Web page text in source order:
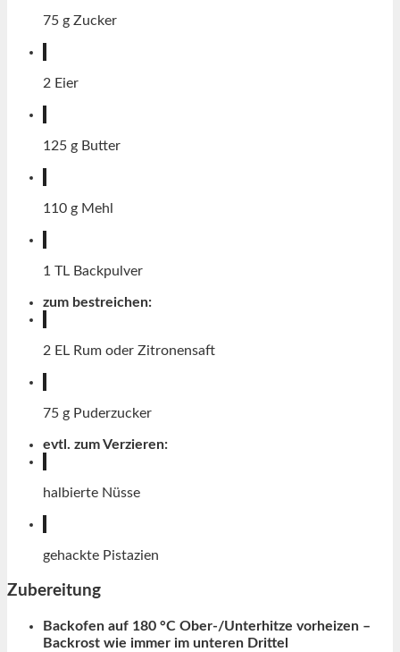
75 g Zucker
2 Eier
125 g Butter
110 g Mehl
1 TL Backpulver
zum bestreichen:
2 EL Rum oder Zitronensaft
75 g Puderzucker
evtl. zum Verzieren:
halbierte Nüsse
gehackte Pistazien
Zubereitung
Backofen auf 180 °C Ober-/Unterhitze vorheizen –
Backrost wie immer im unteren Drittel